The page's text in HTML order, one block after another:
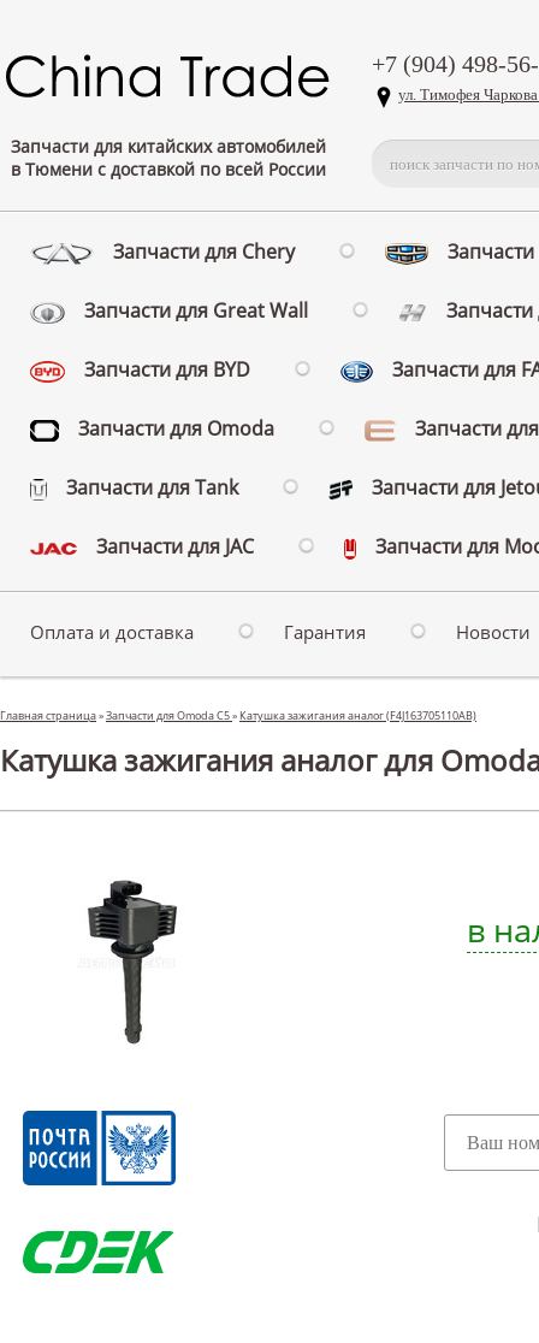
Запчасти для китайских автомобилей
в Тюмени с доставкой по всей России
+7 (904) 498-
ул. Тимофея
Запчасти для Chery
Запчасти для Great Wall
Запчасти для BYD Запчасти для
Запчасти для Omoda Запчасти
Запчасти для Tank Запчасти для
Запчасти для JAC Запчасти для
Оплата и доставка Гарантия Новости
Главная страница»Запчасти для Omoda C5» Катушка зажигания аналог (F4J163705110AB)
Катушка зажигания аналог для
в